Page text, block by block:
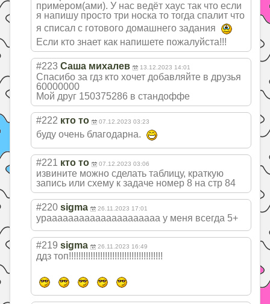
примером(ами). У нас ведёт хаус так что если
я напишу просто три носка то тогда спалит что
я списал с готового домашнего задания
Если кто знает как напишете пожалуйста!!!
#223 Саша михалев 13.12.2023 14:01
Спасибо за гдз кто хочет добавляйте в друзья
60000000
Мой друг 150375286 в стандоффе
#222 кто то 07.12.2023 03:23
буду очень благодарна.
#221 кто то 07.12.2023 03:06
извините можно сделать таблицу, краткую
запись или схему к задаче номер 8 на стр 84
#220 sigma 26.11.2023 17:01
урааааааааааааааааааааа у меня всегда 5+
#219 sigma 26.11.2023 16:49
ддз топ!!!!!!!!!!!!!!!!!!!!!!!!!!!!!!!!!!!!!!!